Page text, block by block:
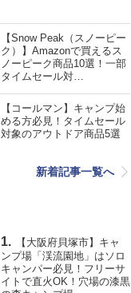
【Snow Peak（スノーピー
ク）】Amazonで買えるス
ノーピーク商品10選！一部
タイムセール対…
【コールマン】キャンプ始
める方必見！タイムセール
対象のアウトドア商品5選
新着記事一覧へ
【大阪府貝塚市】キャ
ンプ場「渓流園地」はソロ
キャンパー必見！フリーサ
イトで直火OK！穴場の漆黒